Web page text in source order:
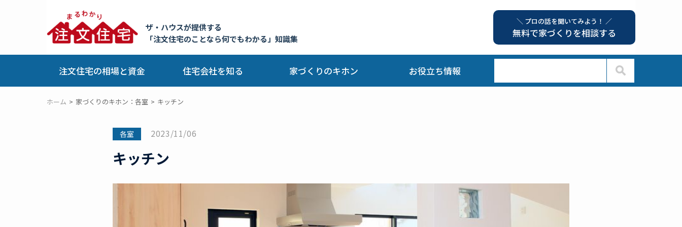
ザ・ハウスが提供する
「注文住宅のことなら何でもわかる」知識集
＼ プロの話を聞いてみよう！ ／
無料で家づくりを相談する
注文住宅の相場と資金 住宅会社を知る 家づくりのキホン お役立ち情報
ホーム 家づくりのキホン：各室 キッチン
各室 2023/11/06
キッチン